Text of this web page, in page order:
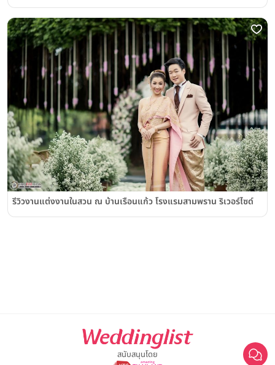
รีวิวงานแต่งงานในสวน ณ บ้านเรือนแก้ว โรงแรมสามพราน ริเวอร์ไซด์
สนับสนุนโดย